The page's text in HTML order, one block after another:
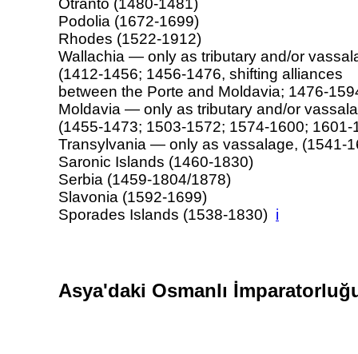
Podolia (1672-1699)
Rhodes (1522-1912)
Wallachia — only as tributary and/or
(1412-1456; 1456-1476, shifting alliances
between the Porte and Moldavia; 1476-
Moldavia — only as tributary and/or
(1455-1473; 1503-1572; 1574-1600; 1601-
Transylvania — only as vassalage, (1541-
Saronic Islands (1460-1830)
Serbia (1459-1804/1878)
Slavonia (1592-1699)
Sporades Islands (1538-1830) i
Asya'daki Osmanlı